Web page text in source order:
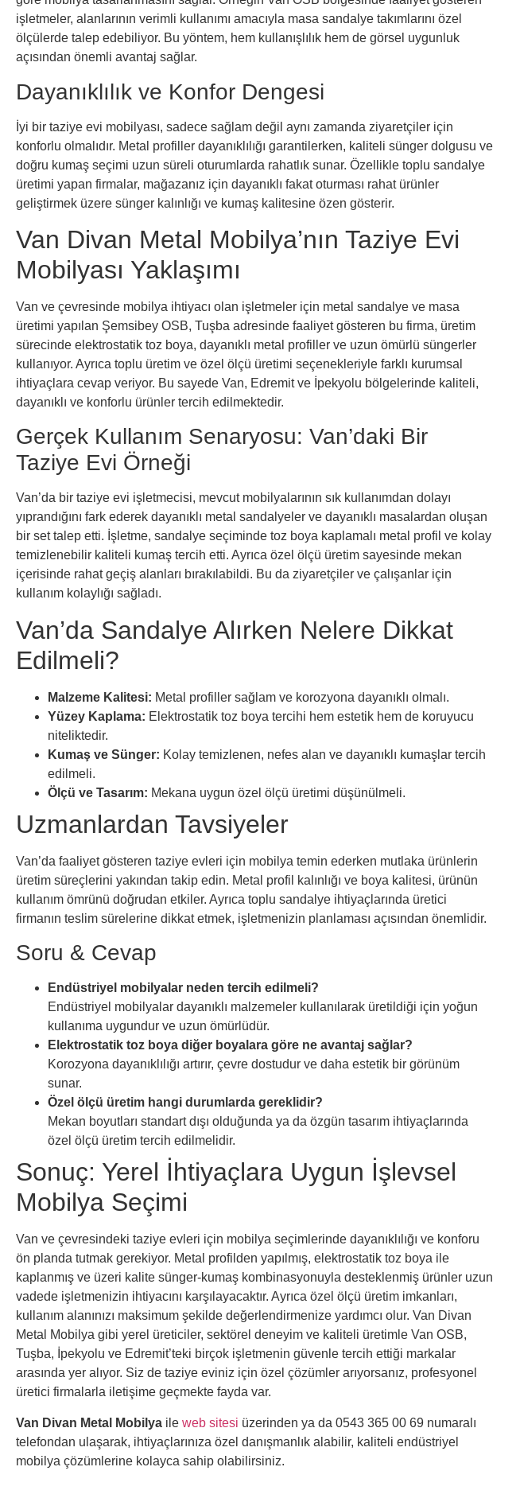
işletmeler, alanlarının verimli kullanımı amacıyla masa sandalye takımlarını özel
ölçülerde talep edebiliyor. Bu yöntem, hem kullanışlılık hem de görsel uygunluk
açısından önemli avantaj sağlar.
Dayanıklılık ve Konfor Dengesi
İyi bir taziye evi mobilyası, sadece sağlam değil aynı zamanda ziyaretçiler için
konforlu olmalıdır. Metal profiller dayanıklılığı garantilerken, kaliteli sünger dolgusu ve
doğru kumaş seçimi uzun süreli oturumlarda rahatlık sunar. Özellikle toplu sandalye
üretimi yapan firmalar, mağazanız için dayanıklı fakat oturması rahat ürünler
geliştirmek üzere sünger kalınlığı ve kumaş kalitesine özen gösterir.
Van Divan Metal Mobilya’nın Taziye Evi
Mobilyası Yaklaşımı
Van ve çevresinde mobilya ihtiyacı olan işletmeler için metal sandalye ve masa
üretimi yapılan Şemsibey OSB, Tuşba adresinde faaliyet gösteren bu firma, üretim
sürecinde elektrostatik toz boya, dayanıklı metal profiller ve uzun ömürlü süngerler
kullanıyor. Ayrıca toplu üretim ve özel ölçü üretimi seçenekleriyle farklı kurumsal
ihtiyaçlara cevap veriyor. Bu sayede Van, Edremit ve İpekyolu bölgelerinde kaliteli,
dayanıklı ve konforlu ürünler tercih edilmektedir.
Gerçek Kullanım Senaryosu: Van’daki Bir
Taziye Evi Örneği
Van’da bir taziye evi işletmecisi, mevcut mobilyalarının sık kullanımdan dolayı
yıprandığını fark ederek dayanıklı metal sandalyeler ve dayanıklı masalardan oluşan
bir set talep etti. İşletme, sandalye seçiminde toz boya kaplamalı metal profil ve kolay
temizlenebilir kaliteli kumaş tercih etti. Ayrıca özel ölçü üretim sayesinde mekan
içerisinde rahat geçiş alanları bırakılabildi. Bu da ziyaretçiler ve çalışanlar için
kullanım kolaylığı sağladı.
Van’da Sandalye Alırken Nelere Dikkat
Edilmeli?
Malzeme Kalitesi: Metal profiller sağlam ve korozyona dayanıklı olmalı.
Yüzey Kaplama: Elektrostatik toz boya tercihi hem estetik hem de koruyucu
niteliktedir.
Kumaş ve Sünger: Kolay temizlenen, nefes alan ve dayanıklı kumaşlar tercih
edilmeli.
Ölçü ve Tasarım: Mekana uygun özel ölçü üretimi düşünülmeli.
Uzmanlardan Tavsiyeler
Van’da faaliyet gösteren taziye evleri için mobilya temin ederken mutlaka ürünlerin
üretim süreçlerini yakından takip edin. Metal profil kalınlığı ve boya kalitesi, ürünün
kullanım ömrünü doğrudan etkiler. Ayrıca toplu sandalye ihtiyaçlarında üretici
firmanın teslim sürelerine dikkat etmek, işletmenizin planlaması açısından önemlidir.
Soru & Cevap
Endüstriyel mobilyalar neden tercih edilmeli?
Endüstriyel mobilyalar dayanıklı malzemeler kullanılarak üretildiği için yoğun
kullanıma uygundur ve uzun ömürlüdür.
Elektrostatik toz boya diğer boyalara göre ne avantaj sağlar?
Korozyona dayanıklılığı artırır, çevre dostudur ve daha estetik bir görünüm
sunar.
Özel ölçü üretim hangi durumlarda gereklidir?
Mekan boyutları standart dışı olduğunda ya da özgün tasarım ihtiyaçlarında
özel ölçü üretim tercih edilmelidir.
Sonuç: Yerel İhtiyaçlara Uygun İşlevsel
Mobilya Seçimi
Van ve çevresindeki taziye evleri için mobilya seçimlerinde dayanıklılığı ve konforu
ön planda tutmak gerekiyor. Metal profilden yapılmış, elektrostatik toz boya ile
kaplanmış ve üzeri kalite sünger-kumaş kombinasyonuyla desteklenmiş ürünler uzun
vadede işletmenizin ihtiyacını karşılayacaktır. Ayrıca özel ölçü üretim imkanları,
kullanım alanınızı maksimum şekilde değerlendirmenize yardımcı olur. Van Divan
Metal Mobilya gibi yerel üreticiler, sektörel deneyim ve kaliteli üretimle Van OSB,
Tuşba, İpekyolu ve Edremit’teki birçok işletmenin güvenle tercih ettiği markalar
arasında yer alıyor. Siz de taziye eviniz için özel çözümler arıyorsanız, profesyonel
üretici firmalarla iletişime geçmekte fayda var.
Van Divan Metal Mobilya ile web sitesi üzerinden ya da 0543 365 00 69 numaralı
telefondan ulaşarak, ihtiyaçlarınıza özel danışmanlık alabilir, kaliteli endüstriyel
mobilya çözümlerine kolayca sahip olabilirsiniz.